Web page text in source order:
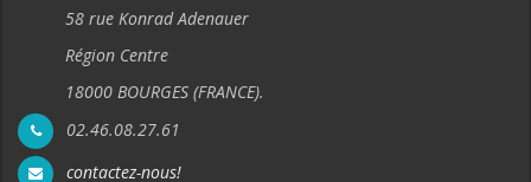
58 rue Konrad Adenauer
Région Centre
18000 BOURGES (FRANCE).
02.46.08.27.61
contactez-nous!